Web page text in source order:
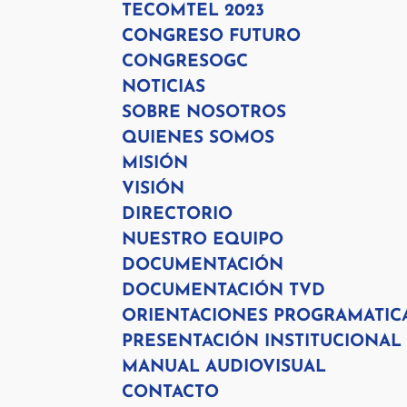
TECOMTEL 2023
CONGRESO FUTURO
CONGRESOGC
NOTICIAS
SOBRE NOSOTROS
QUIENES SOMOS
MISIÓN
VISIÓN
DIRECTORIO
NUESTRO EQUIPO
DOCUMENTACIÓN
DOCUMENTACIÓN TVD
ORIENTACIONES
PRESENTACIÓN INSTITUCIONAL
MANUAL AUDIOVISUAL
CONTACTO